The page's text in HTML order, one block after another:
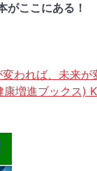
がここにある！
われば、未来が
増進ブックス)